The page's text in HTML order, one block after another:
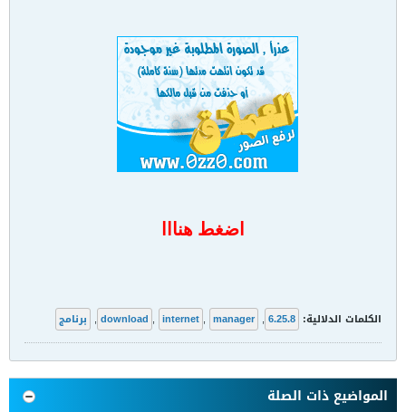
اضغط هنااا
الكلمات الدلالية: 6.25.8
,
download , internet , manager
, برنامج
المواضيع ذات الصلة